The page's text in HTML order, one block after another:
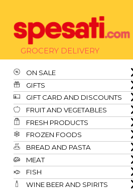
GROCERY DELIVERY
ON SALE
GIFTS
GIFT CARD AND DISCOUNTS
FRUIT AND VEGETABLES
FRESH PRODUCTS
FROZEN FOODS
BREAD AND PASTA
MEAT
FISH
WINE BEER AND SPIRITS